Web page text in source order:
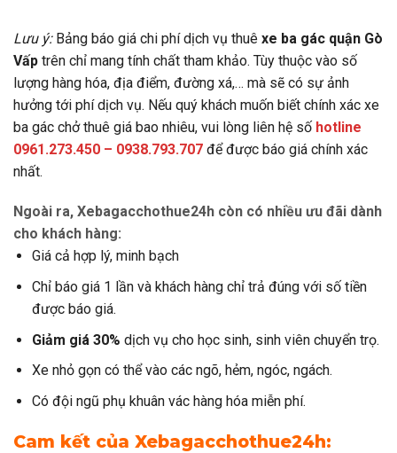
Lưu ý:Bảng báo giá chi phí dịch vụ thuê xe ba gác quận Gò
Vấp trên chỉ mang tính chất tham khảo. Tùy thuộc vào số
lượng hàng hóa, địa điểm, đường xá,… mà sẽ có sự ảnh
hưởng tới phí dịch vụ. Nếu quý khách muốn biết chính xác xe
ba gác chở thuê giá bao nhiêu, vui lòng liên hệ số hotline
0961.273.450 – 0938.793.707 để được báo giá chính xác
nhất.
Ngoài ra, Xebagacchothue24h còn có nhiều ưu đãi dành
cho khách hàng:
Giá cả hợp lý, minh bạch
Chỉ báo giá 1 lần và khách hàng chỉ trả đúng với số tiền
được báo giá.
Giảm giá 30% dịch vụ cho học sinh, sinh viên chuyển trọ.
Xe nhỏ gọn có thể vào các ngõ, hẻm, ngóc, ngách.
Có đội ngũ phụ khuân vác hàng hóa miễn phí.
Cam kết của Xebagacchothue24h: